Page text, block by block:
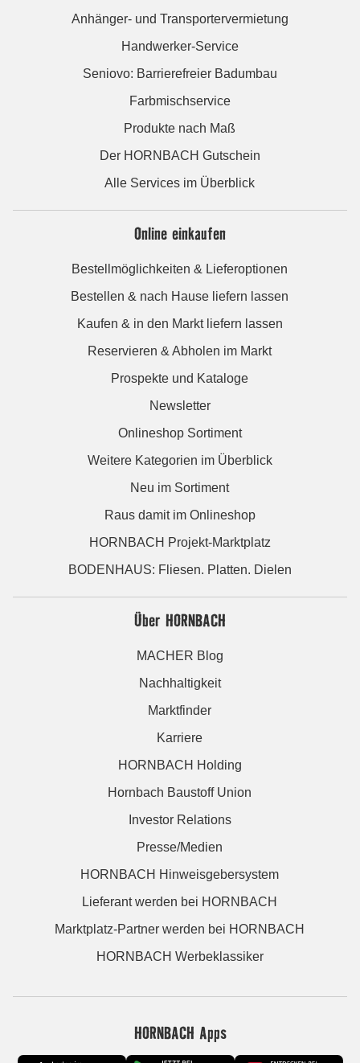
Anhänger- und Transportervermietung
Handwerker-Service
Seniovo: Barrierefreier Badumbau
Farbmischservice
Produkte nach Maß
Der HORNBACH Gutschein
Alle Services im Überblick
Online einkaufen
Bestellmöglichkeiten & Lieferoptionen
Bestellen & nach Hause liefern lassen
Kaufen & in den Markt liefern lassen
Reservieren & Abholen im Markt
Prospekte und Kataloge
Newsletter
Onlineshop Sortiment
Weitere Kategorien im Überblick
Neu im Sortiment
Raus damit im Onlineshop
HORNBACH Projekt-Marktplatz
BODENHAUS: Fliesen. Platten. Dielen
Über HORNBACH
MACHER Blog
Nachhaltigkeit
Marktfinder
Karriere
HORNBACH Holding
Hornbach Baustoff Union
Investor Relations
Presse/Medien
HORNBACH Hinweisgebersystem
Lieferant werden bei HORNBACH
Marktplatz-Partner werden bei HORNBACH
HORNBACH Werbeklassiker
HORNBACH Apps